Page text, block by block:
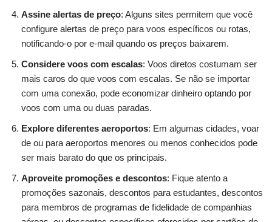
Assine alertas de preço: Alguns sites permitem que você
configure alertas de preço para voos específicos ou rotas,
notificando-o por e-mail quando os preços baixarem.
Considere voos com escalas: Voos diretos costumam ser
mais caros do que voos com escalas. Se não se importar
com uma conexão, pode economizar dinheiro optando por
voos com uma ou duas paradas.
Explore diferentes aeroportos: Em algumas cidades, voar
de ou para aeroportos menores ou menos conhecidos pode
ser mais barato do que os principais.
Aproveite promoções e descontos: Fique atento a
promoções sazonais, descontos para estudantes, descontos
para membros de programas de fidelidade de companhias